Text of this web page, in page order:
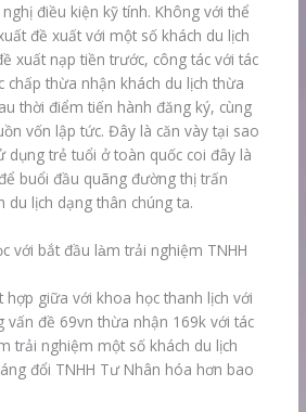
điều kiện kỹ tính. Không với thể
đề xuất với một số khách du lịch
xuất nạp tiền trước, công tác với tác
chấp thừa nhận khách du lịch thừa
thời điểm tiến hành đăng ký, cùng
vốn lập tức. Đây là căn vày tại sao
dụng trẻ tuổi ở toàn quốc coi đây là
buổi đầu quãng đường thị trấn
du lịch dạng thân chúng ta.
với bắt đầu làm trải nghiệm TNHH
hợp giữa với khoa học thanh lịch với
vấn đề 69vn thừa nhận 169k với tác
trải nghiệm một số khách du lịch
đổi TNHH Tư Nhân hóa hơn bao